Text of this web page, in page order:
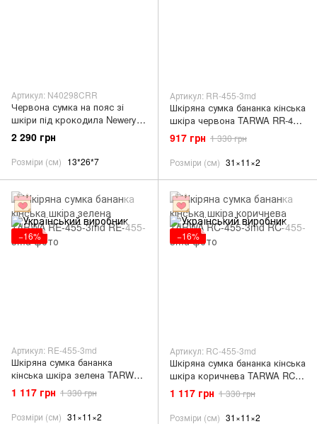
Артикул: N40298CRR
Червона сумка на пояс зі
шкіри під крокодила Newery
N40298CRR
2 290 грн
Розміри (см) 13*26*7
Артикул: RR-455-3md
Шкіряна сумка бананка кінська
шкіра червона TARWA RR-455-
3md
917 грн 1 330 грн
Розміри (см) 31×11×2
−16%
Артикул: RE-455-3md
Шкіряна сумка бананка
кінська шкіра зелена TARWA
RE-455-3md
1 117 грн 1 330 грн
Розміри (см) 31×11×2
−16%
Артикул: RC-455-3md
Шкіряна сумка бананка кінська
шкіра коричнева TARWA RC-
455-3md
1 117 грн 1 330 грн
Розміри (см) 31×11×2